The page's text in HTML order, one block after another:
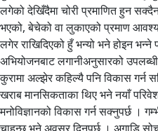
लगेको देखिँदैमा चोरी प्रमाणित हुन
भएको, बेचेको वा लुकाएको प्रमाण
लगेर राखिदिएको हुँ भन्यो भने होइन
अभियोजनबाट लगानीअनुसारको
कुरामा अल्झेर कहिल्यै पनि विकास गर्न
खराब मानसिकताका थिए भने नयाँ
मनोविज्ञानको विकास गर्न सक्नुपर्छ ।